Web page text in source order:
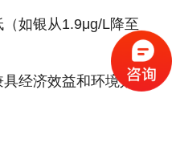
如银从1.9μg/L降至
经济效益和环境效益